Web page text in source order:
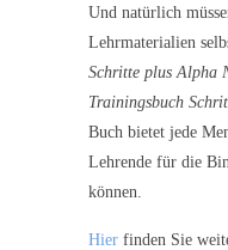
Und natürlich
Lehrmaterialien
Schritte plus Alpha
Trainingsbuch
Buch bietet jede
Lehrende für die
können.
Hier finden Sie